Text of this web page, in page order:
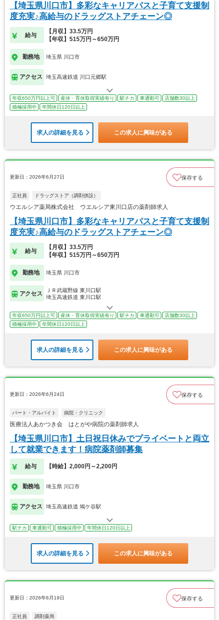
【埼玉県川口市】多彩なキャリアパスと子育て支援制
度充実♪高給与のドラッグストアチェーン◎
給与
【月収】33.5万円
【年収】515万円～650万円
勤務地 埼玉県 川口市
アクセス 埼玉高速鉄道 川口元郷駅
年収650万円以上可 産休・育休取得実績有り 駅チカ 車通勤可
店舗数30以上
積極採用中
年間休日120日以上
求人の詳細を見る この求人に興味がある
更新日：2026年6月27日 保存する
正社員 ドラッグストア（調剤併設）
ウエルシア薬局株式会社 ウエルシア東川口店の薬剤師求人
【埼玉県川口市】多彩なキャリアパスと子育て支援制
度充実♪高給与のドラッグストアチェーン◎
給与
【月収】33.5万円
【年収】515万円～650万円
勤務地 埼玉県 川口市
アクセス
ＪＲ武蔵野線 東川口駅
埼玉高速鉄道 東川口駅
年収650万円以上可 産休・育休取得実績有り 駅チカ 車通勤可
店舗数30以上
積極採用中
年間休日120日以上
求人の詳細を見る この求人に興味がある
更新日：2026年6月24日 保存する
パート・アルバイト 病院・クリニック
医療法人あかつき会 はとがや病院の薬剤師求人
【埼玉県川口市】土日祝日休みでプライベートと両立
して就業できます！病院薬剤師募集
給与 【時給】2,000円～2,200円
勤務地 埼玉県 川口市
アクセス 埼玉高速鉄道 鳩ケ谷駅
駅チカ 車通勤可 積極採用中 年間休日120日以上
求人の詳細を見る この求人に興味がある
更新日：2026年6月19日 保存する
正社員 調剤薬局